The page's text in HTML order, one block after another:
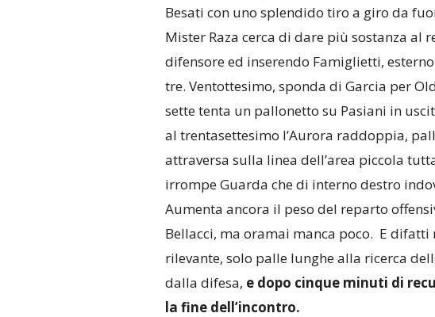
Besati con uno splendido tiro a giro da
Mister Raza cerca di dare più sostanza al
difensore ed inserendo Famiglietti,
tre. Ventottesimo, sponda di Garcia per
sette tenta un pallonetto su Pasiani in
al trentasettesimo l’Aurora raddoppia,
attraversa sulla linea dell’area piccola
irrompe Guarda che di interno destro
Aumenta ancora il peso del reparto
Bellacci, ma oramai manca poco. E
rilevante, solo palle lunghe alla ricerca
dalla difesa, e dopo cinque minuti di
la fine dell’incontro.